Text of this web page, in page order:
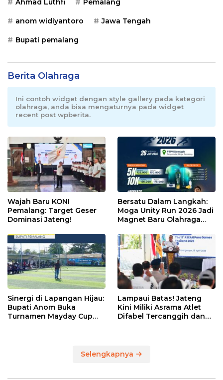
Ahmad Luthfi Pemalang
anom widiyantoro Jawa Tengah
Bupati pemalang
Berita Olahraga
Ini contoh widget dengan style gallery pada kategori
olahraga, anda bisa mengaturnya pada widget
recent post wpberita.
Wajah Baru KONI
Pemalang: Target Geser
Dominasi Jateng!
Bersatu Dalam Langkah:
Moga Unity Run 2026 Jadi
Magnet Baru Olahraga
Sinergi di Lapangan Hijau:
Bupati Anom Buka
Turnamen Mayday Cup
Lampaui Batas! Jateng
Kini Miliki Asrama Atlet
Difabel Tercanggih dan
Selengkapnya